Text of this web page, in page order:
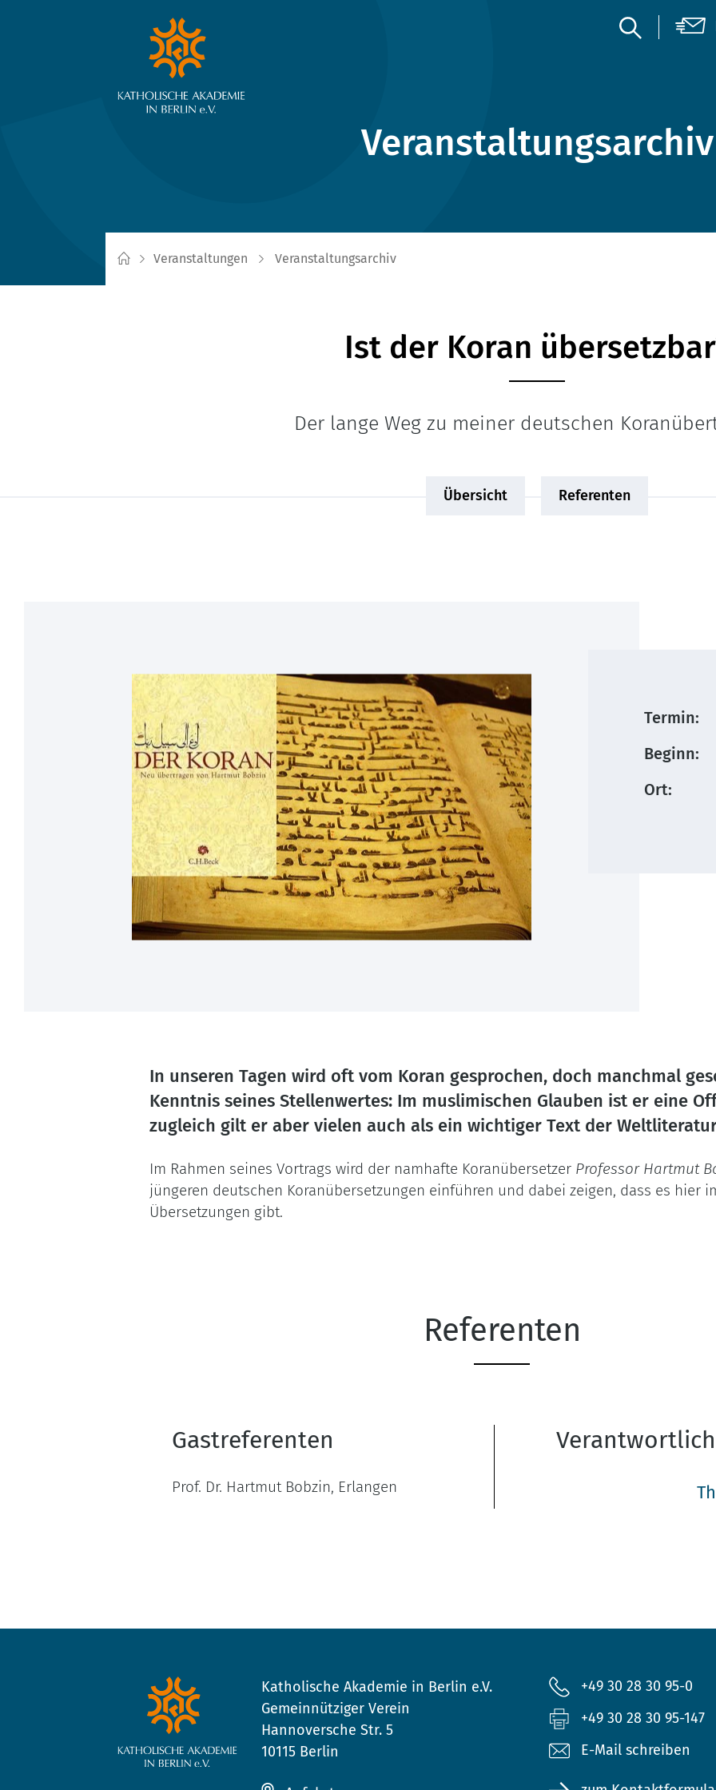
Veranstaltungsarchiv
Veranstaltungen Veranstaltungsarchiv
Ist der Koran
Der lange Weg zu meiner deutschen
Übersicht Referenten
Termin:
Beginn:
Ort:
In unseren Tagen wird oft vom Koran gesprochen, doch manchmal
Kenntnis seines Stellenwertes: Im muslimischen Glauben ist er eine
zugleich gilt er aber vielen auch als ein wichtiger Text der
Im Rahmen seines Vortrags wird der namhafte Koranübersetzer Professor Hartmut
jüngeren deutschen Koranübersetzungen einführen und dabei zeigen, dass es hier
Übersetzungen gibt.
Referenten
Gastreferenten
Prof. Dr. Hartmut Bobzin, Erlangen
Verantwortlich
Katholische Akademie in Berlin e.V.
Gemeinnütziger Verein
Hannoversche Str. 5
10115 Berlin
+49 30 28 30 95-0
+49 30 28 30 95-147
E-Mail schreiben